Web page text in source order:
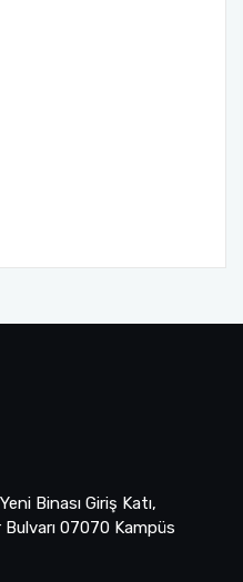
Binası Giriş Katı,
Bulvarı 07070 Kampüs